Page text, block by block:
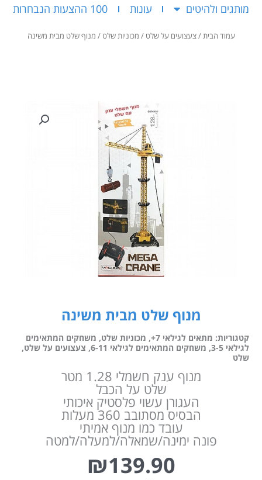
מותגים ולהיטים
עונות 100 ההצעות הנבחרות
עמוד הבית/צעצועים על שלט / מכוניות שלט / מנוף שלט מבית משינה
מנוף שלט מבית משינה
קטגוריות: מתאים לגילאי 7+ , מכוניות שלט, משחקים המתאימים
לגילאי 3-5
, משחקים המתאימים לגילאי 6-11 , צעצועים על שלט,
שלט
מנוף ענק חשמלי 1.28 מטר
שלט על הכבל
העגורן עשוי פלסטיק איכותי
הבסיס מסתובב 360 מעלות
עובד כמו מנוף אמיתי
פונה ימינה/שמאלה/למעלה/למטה
₪139.90